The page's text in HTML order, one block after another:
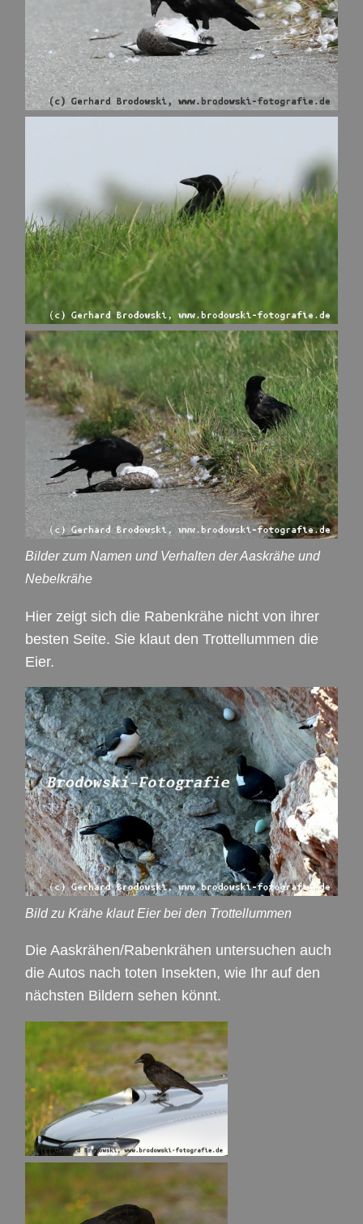
Bilder zum Namen und Verhalten der Aaskrähe und
Nebelkrähe
Hier zeigt sich die Rabenkrähe nicht von ihrer
besten Seite. Sie klaut den Trottellummen die
Eier.
Bild zu Krähe klaut Eier bei den Trottellummen
Die Aaskrähen/Rabenkrähen untersuchen auch
die Autos nach toten Insekten, wie Ihr auf den
nächsten Bildern sehen könnt.